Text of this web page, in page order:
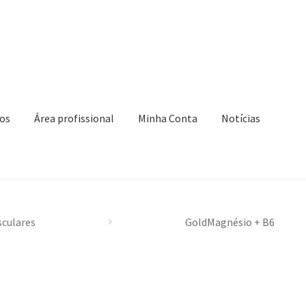
Área profissional Minha Conta Notícias
GoldMagnésio + B6